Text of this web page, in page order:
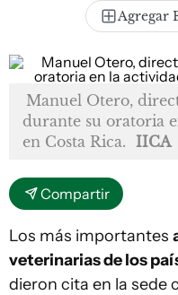
Agregar
Manuel Otero,
durante su oratoria
en Costa Rica. IICA
Compartir
Los más importantes
veterinarias de los
dieron cita en la sede